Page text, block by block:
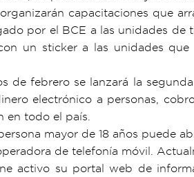
capacitaciones que
por el BCE a las unidades
un sticker a las unidades
de febrero se lanzará la
electrónico a personas,
en todo el país.
mayor de 18 años puede
de telefonía móvil.
activo su portal web de